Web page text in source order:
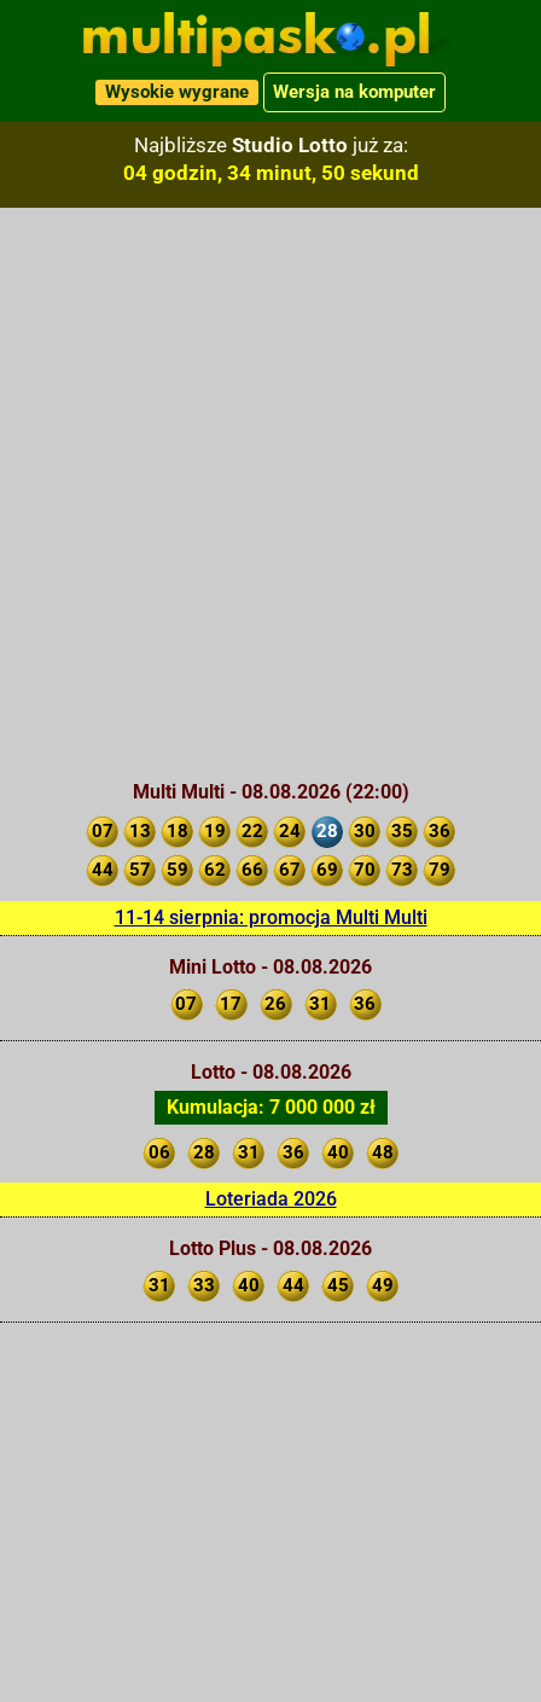
Wysokie wygrane Wersja na komputer
Najbliższe Studio Lotto już za:
04 godzin, 34 minut, 49 sekund
Multi Multi - 08.08.2026 (22:00)
07 13 18 19 22 24 28 30 35
36
44
57 59 62 66 67 69 70 73 79
11-14 sierpnia: promocja Multi Multi
Mini Lotto - 08.08.2026
07 17 26 31 36
Lotto - 08.08.2026
Kumulacja: 7 000 000 zł
06 28 31 36 40 48
Loteriada 2026
Lotto Plus - 08.08.2026
31 33 40 44 45 49